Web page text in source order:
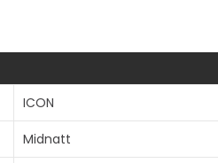
ICON
Midnatt